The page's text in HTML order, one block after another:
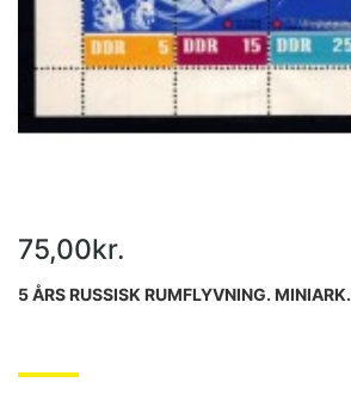
75,00kr.
5 ÅRS RUSSISK RUMFLYVNING. MINIARK.